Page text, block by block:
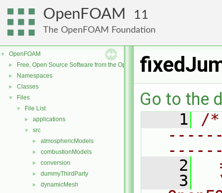
OpenFOAM 11
The OpenFOAM Foundation
▼ OpenFOAM
► Free, Open Source Software from the OpenFOAM Foundation
► Namespaces
► Classes
▼ Files
▼ File List
► applications
▼ src
► atmosphericModels
► combustionModels
► conversion
► dummyThirdParty
► dynamicMesh
Go to the
    1
/
    2
    3